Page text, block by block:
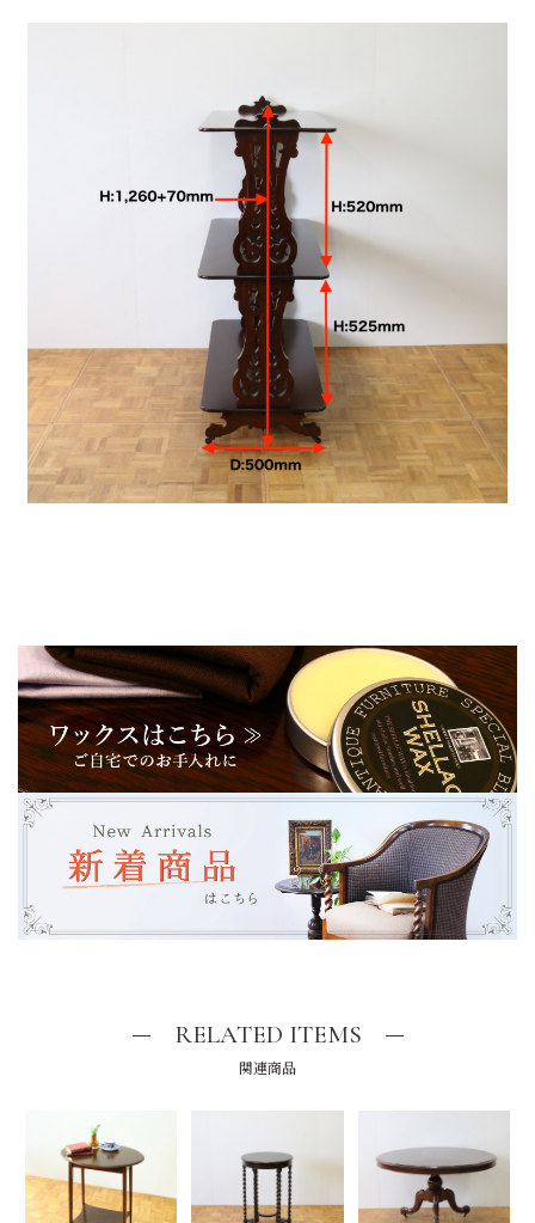
RELATED ITEMS
関連商品